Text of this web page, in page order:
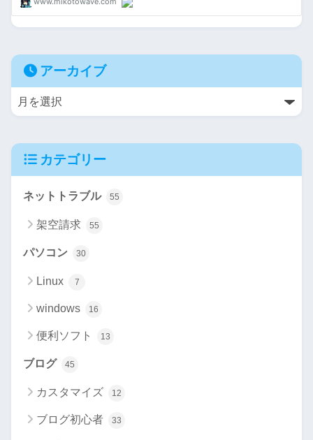
アーカイブ
カテゴリー
ネットトラブル 55
架空請求 55
パソコン 30
Linux 7
windows 16
便利ソフト 13
ブログ 45
カスタマイズ 12
ブログ初心者 33